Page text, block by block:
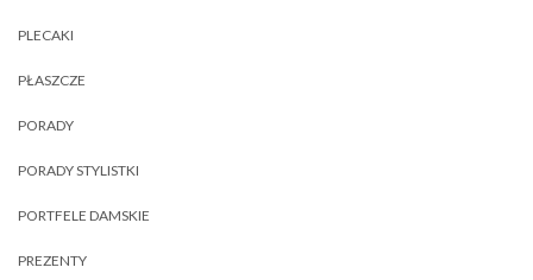
PLECAKI
PŁASZCZE
PORADY
PORADY STYLISTKI
PORTFELE DAMSKIE
PREZENTY